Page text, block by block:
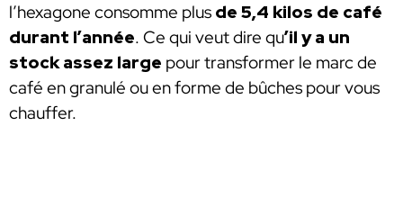
l’hexagone consomme plus de 5,4 kilos de café
durant l’année. Ce qui veut dire qu’il y a un
stock assez large pour transformer le marc de
café en granulé ou en forme de bûches pour vous
chauffer.